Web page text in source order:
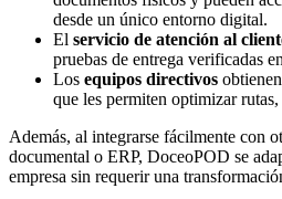
desde un único entorno digital.
El servicio de atención al
pruebas de entrega verificadas
Los equipos directivos
que les permiten optimizar
Además, al integrarse fácilmente con
documental o ERP, DoceoPOD se
empresa sin requerir una